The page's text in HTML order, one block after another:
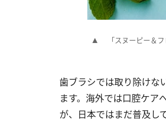
「スヌーピー＆
歯ブラシでは取り除けな
ます。海外では口腔ケア
が、日本ではまだ普及し